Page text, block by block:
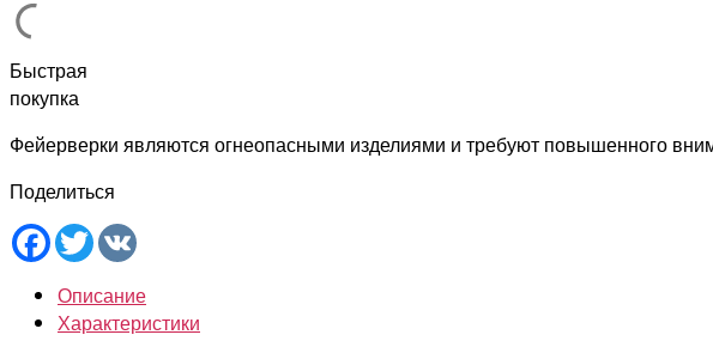
Быстрая
покупка
Фейерверки являются огнеопасными изделиями и требуют повышенного
Поделиться
Facebook
Twitter
Описание
Характеристики